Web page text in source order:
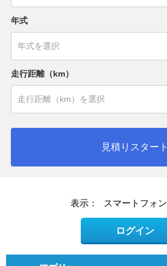
年式
走行距離（km）
見積りスタート
表示： スマートフォン
ログイン